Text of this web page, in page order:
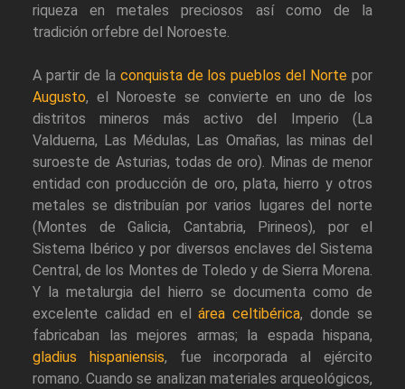
riqueza en metales preciosos así como de la
tradición orfebre del Noroeste.
A partir de la conquista de los pueblos del Norte por
Augusto, el Noroeste se convierte en uno de los
distritos mineros más activo del Imperio (La
Valduerna, Las Médulas, Las Omañas, las minas del
suroeste de Asturias, todas de oro). Minas de menor
entidad con producción de oro, plata, hierro y otros
metales se distribuían por varios lugares del norte
(Montes de Galicia, Cantabria, Pirineos), por el
Sistema Ibérico y por diversos enclaves del Sistema
Central, de los Montes de Toledo y de Sierra Morena.
Y la metalurgia del hierro se documenta como de
excelente calidad en elárea celtibérica, donde se
fabricaban las mejores armas; la espada hispana,
gladius hispaniensis, fue incorporada al ejército
romano. Cuando se analizan materiales arqueológicos,